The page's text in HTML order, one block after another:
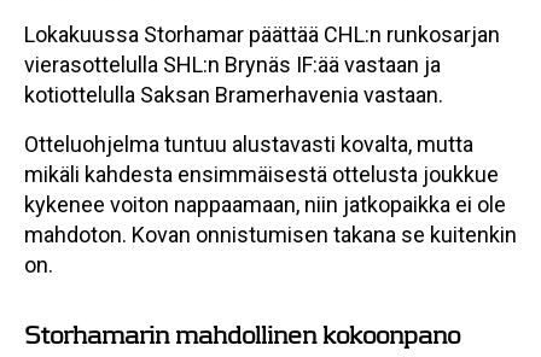
Lokakuussa Storhamar päättää CHL:n runkosarjan
vierasottelulla SHL:n Brynäs IF:ää vastaan ja
kotiottelulla Saksan Bramerhavenia vastaan.
Otteluohjelma tuntuu alustavasti kovalta, mutta
mikäli kahdesta ensimmäisestä ottelusta joukkue
kykenee voiton nappaamaan, niin jatkopaikka ei ole
mahdoton. Kovan onnistumisen takana se kuitenkin
on.
Storhamarin mahdollinen kokoonpano